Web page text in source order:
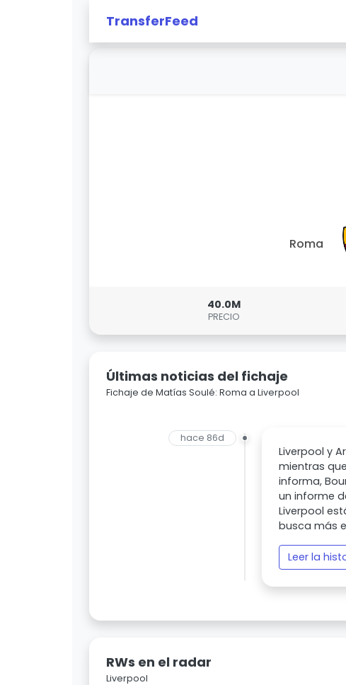
TransferFeed
Roma
40.0M
PRECIO
Últimas noticias del fichaje
Fichaje de Matías Soulé: Roma a Liverpool
hace 86d
Liverpool y
mientras
informa,
un informe
Liverpool
busca más
Leer la
RWs en el radar
Liverpool